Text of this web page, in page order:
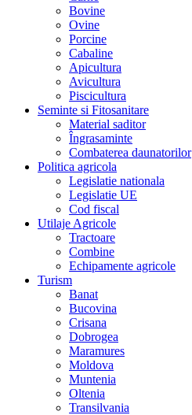
Bovine
Ovine
Porcine
Cabaline
Apicultura
Avicultura
Piscicultura
Seminte si Fitosanitare
Material saditor
Îngrasaminte
Combaterea daunatorilor
Politica agricola
Legislatie nationala
Legislatie UE
Cod fiscal
Utilaje Agricole
Tractoare
Combine
Echipamente agricole
Turism
Banat
Bucovina
Crisana
Dobrogea
Maramures
Moldova
Muntenia
Oltenia
Transilvania